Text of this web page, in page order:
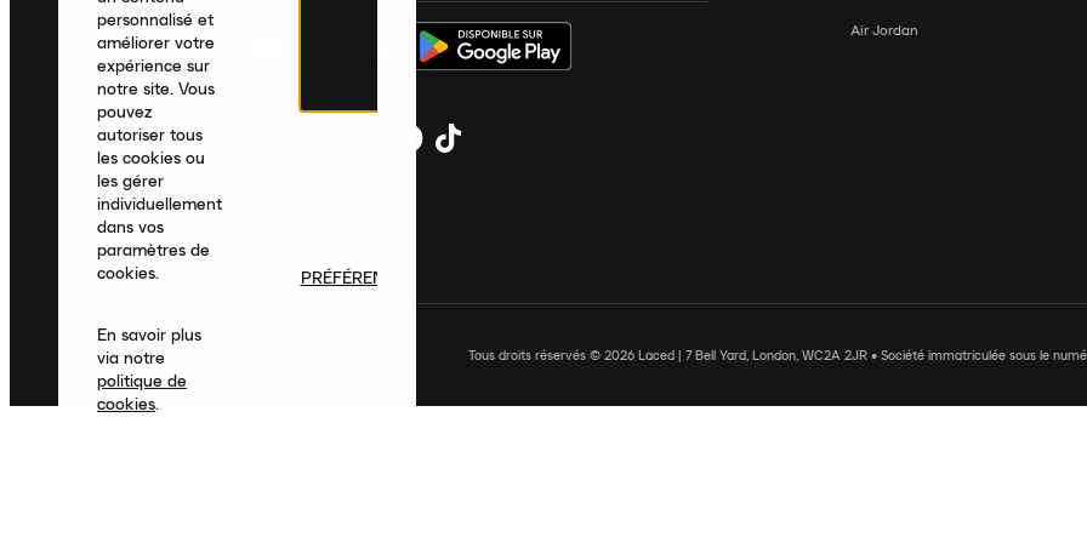
Air Jordan
Tous droits réservés © 2026 Laced | 7 Bell Yard, London, WC2A 2JR • Société immatriculée sous le
personnalisé et
améliorer votre
expérience sur
notre site. Vous
pouvez
autoriser tous
les cookies ou
les gérer
individuellement
dans vos
paramètres de
cookies.
En savoir plus
via notre
politique de
cookies.
PRÉFÉRENCES